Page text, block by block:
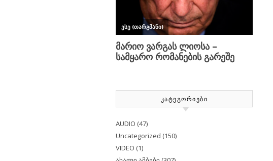
ᲙᲐᲢᲔᲒᲝᲠᲘᲔᲑᲘ
AUDIO (47)
Uncategorized (150)
VIDEO (1)